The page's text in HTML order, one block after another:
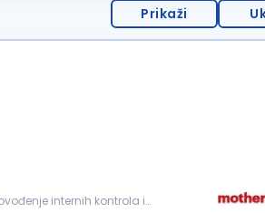
Prikaži
internih kontrola i